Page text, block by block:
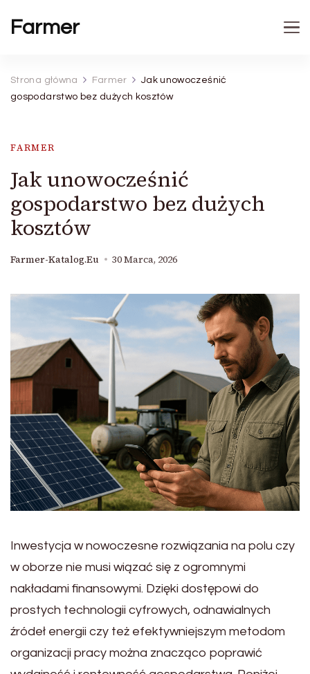
Farmer
Strona główna Farmer
Jak unowocześnić
gospodarstwo bez dużych kosztów
FARMER
Jak unowocześnić
gospodarstwo bez dużych
kosztów
Farmer-Katalog.eu 30 Marca, 2026
Inwestycja w nowoczesne rozwiązania na polu czy
w oborze nie musi wiązać się z ogromnymi
nakładami finansowymi. Dzięki dostępowi do
prostych technologii cyfrowych, odnawialnych
źródeł energii czy też efektywniejszym metodom
organizacji pracy można znacząco poprawić